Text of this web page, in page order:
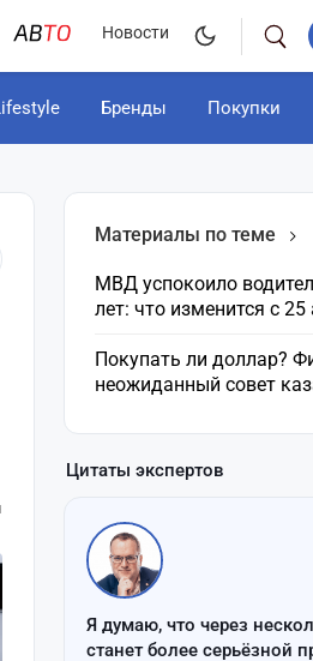
Новости
Бренды Покупки
Материалы по теме
МВД успокоило
лет: что изменится с 25
Покупать ли доллар?
неожиданный совет
Цитаты экспертов
Я думаю, что через
станет более серьёзной